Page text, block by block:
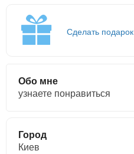
Сделать подарок
Обо мне
узнаете понравиться
Город
Киев